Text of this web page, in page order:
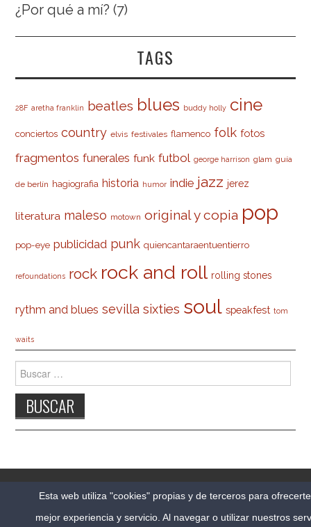
¿Por qué a mí? (7)
TAGS
28F aretha franklin beatles blues buddy holly cine
conciertos country elvis festivales flamenco folk fotos
fragmentos funerales funk futbol george harrison glam guía
de berlín hagiografia historia humor indie jazz jerez
literatura maleso motown original y copia pop
pop-eye publicidad punk quiencantaraentuentierro
refoundations rock rock and roll rolling stones
rythm and blues sevilla sixties soul speakfest tom
waits
Buscar:
© 2026 CARLESO.COM. TODOS LOS DERECHOS
RESERVADOS.
Esta web utiliza "cookies" propias y de terceros para
mejor experiencia y servicio. Al navegar o utilizar nuestros